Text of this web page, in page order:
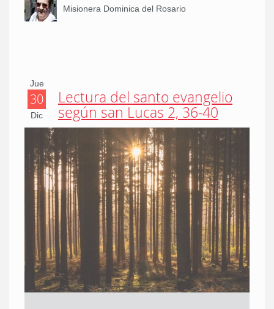
Misionera Dominica del Rosario
Jue
30
Dic
Lectura del santo evangelio
según san Lucas 2, 36-40